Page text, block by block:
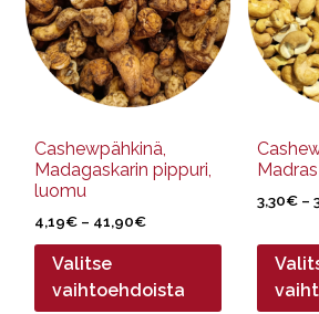
Cashewpähkinä,
Madagaskarin pippuri,
luomu
4,19€ – 41,90€Hintaluokka:
4,19€
41,90€
Valitse
vaihtoehdoista
muunnelma.
Voit
tehdä
valinnat
sivulla.
3,30€ –
Voit
tehdä
valinnat
sivulla.